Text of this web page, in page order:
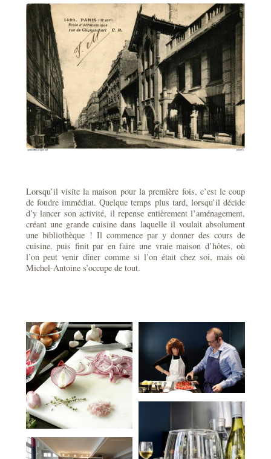
Lorsqu’il visite la maison pour la première fois, c’est le coup
de foudre immédiat. Quelque temps plus tard, lorsqu’il décide
d’y lancer son activité, il repense entièrement l’aménagement,
créant une grande cuisine dans laquelle il voulait absolument
une bibliothèque ! Il commence par y donner des cours de
cuisine, puis finit par en faire une vraie maison d’hôtes, où
l’on peut venir dîner comme si l’on était chez soi, mais où
Michel-Antoine s’occupe de tout.